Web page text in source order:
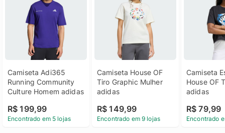
Camiseta Adi365
Running Community
Culture Homem adidas
R$ 199,99
Encontrado em 5 lojas
Camiseta House OF
Tiro Graphic Mulher
adidas
R$ 149,99
Encontrado em 9 lojas
Camiseta
House OF
adidas
R$ 79,99
Encontrado